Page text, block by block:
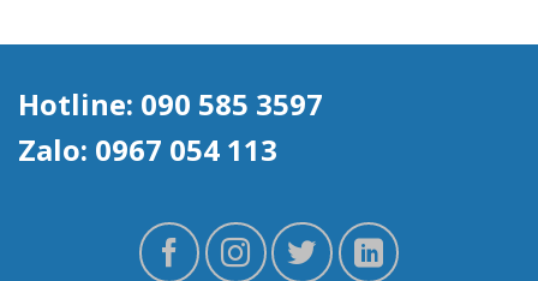
Hotline: 090 585 3597
Zalo: 0967 054 113